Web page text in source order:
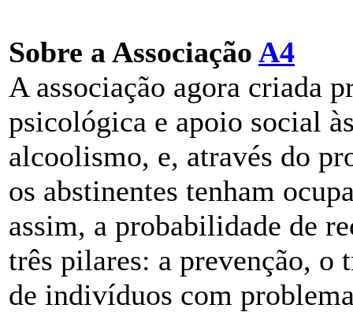
Sobre a Associação A4
A associação agora criada
psicológica e apoio social
alcoolismo, e, através do
os abstinentes tenham
assim, a probabilidade de
três pilares: a prevenção, o
de indivíduos com